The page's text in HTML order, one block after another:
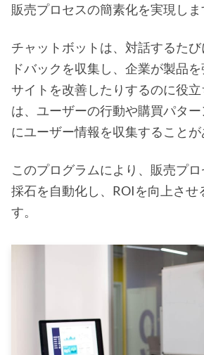
販売プロセスの簡素化を実現しま
チャットボットは、対話するた
ドバックを収集し、企業が製品
サイトを改善したりするのに役立
は、ユーザーの行動や購買パタ
にユーザー情報を収集することが
このプログラムにより、販売プ
採石を自動化し、ROIを向上させ
す。